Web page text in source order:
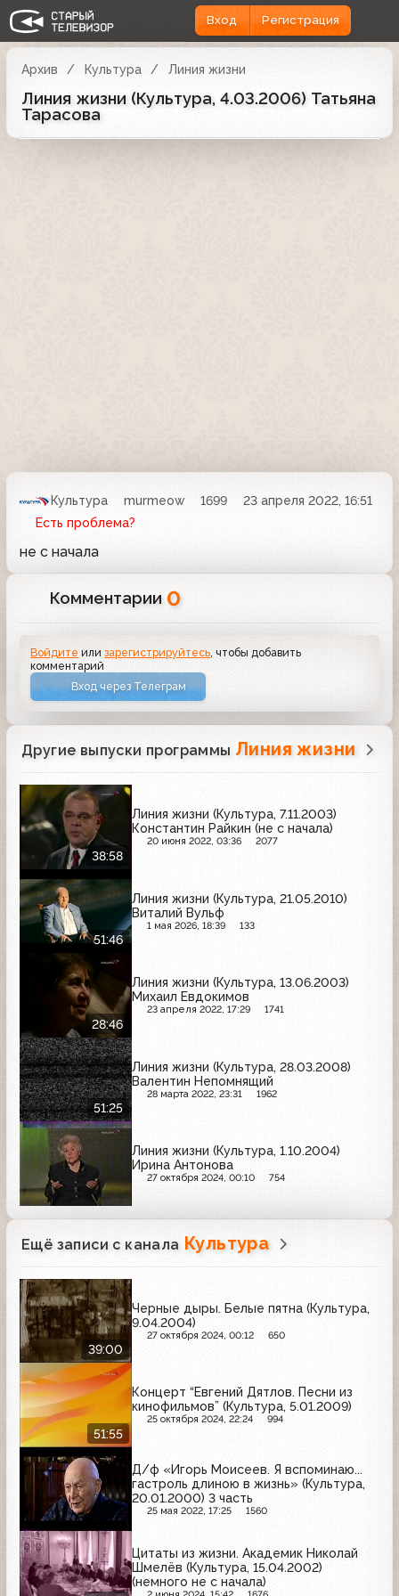
Вход Регистрация
Архив Культура Линия жизни
Линия жизни (Культура, 4.03.2006) Татьяна
Тарасова
Культура murmeow 1699
23 апреля 2022, 16:51
Есть проблема?
не с начала
Комментарии 0
Войдите илизарегистрируйтесь , чтобы добавить
комментарий
Вход через Телеграм
Другие выпуски программы Линия жизни
38:58
Линия жизни (Культура, 7.11.2003)
Константин Райкин (не с начала)
20 июня 2022, 03:36 2077
51:46
Линия жизни (Культура, 21.05.2010)
Виталий Вульф
1 мая 2026, 18:39 133
28:46
Линия жизни (Культура, 13.06.2003)
Михаил Евдокимов
23 апреля 2022, 17:29 1741
51:25
Линия жизни (Культура, 28.03.2008)
Валентин Непомнящий
28 марта 2022, 23:31 1962
Линия жизни (Культура, 1.10.2004)
Ирина Антонова
27 октября 2024, 00:10 754
Ещё записи с канала Культура
39:00
Черные дыры. Белые пятна (Культура,
9.04.2004)
27 октября 2024, 00:12 650
51:55
Концерт “Евгений Дятлов. Песни из
кинофильмов” (Культура, 5.01.2009)
25 октября 2024, 22:24 994
Д/ф «Игорь Моисеев. Я вспоминаю...
гастроль длиною в жизнь» (Культура,
20.01.2000) 3 часть
25 мая 2022, 17:25 1560
Цитаты из жизни. Академик Николай
Шмелёв (Культура, 15.04.2002)
(немного не с начала)